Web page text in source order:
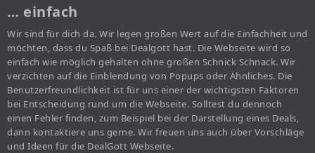
… einfach
Wir sind für dich da. Wir legen großen Wert auf die Einfachheit und
möchten, dass du Spaß bei Dealgott hast. Die Webseite wird so
einfach wie möglich gehalten ohne großen Schnick Schnack. Wir
verzichten auf die Einblendung von Popups oder Ähnliches. Die
Benutzerfreundlichkeit ist für uns einer der wichtigsten Faktoren
bei Entscheidung rund um die Webseite. Solltest du dennoch
einen Fehler finden, zum Beispiel bei der Darstellung eines Deals,
dann kontaktiere uns gerne. Wir freuen uns auch über Vorschläge
und Ideen für die DealGott Webseite.